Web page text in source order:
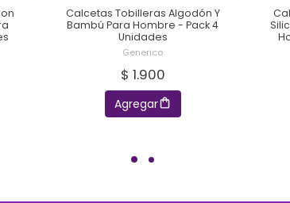
Calcetas Tobilleras Algodón Y
Bambú Para Hombre - Pack 4
Unidades
Generico
$ 1.900
Agregar